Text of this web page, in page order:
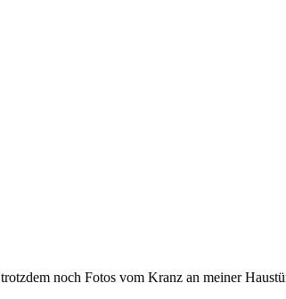
noch Fotos vom Kranz an meiner